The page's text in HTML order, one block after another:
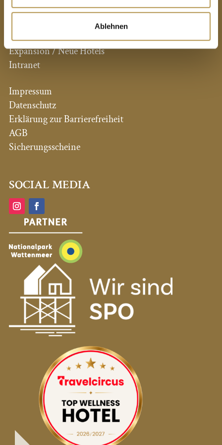
Ablehnen
Alle Hotels auf einen Blick
Pressestimmen
Expansion / Neue Hotels
Intranet
Impressum
Datenschutz
Erklärung zur Barrierefreiheit
AGB
Sicherungsscheine
SOCIAL MEDIA